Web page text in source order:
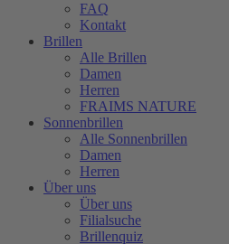
FAQ
Kontakt
Brillen
Alle Brillen
Damen
Herren
FRAIMS NATURE
Sonnenbrillen
Alle Sonnenbrillen
Damen
Herren
Über uns
Über uns
Filialsuche
Brillenquiz